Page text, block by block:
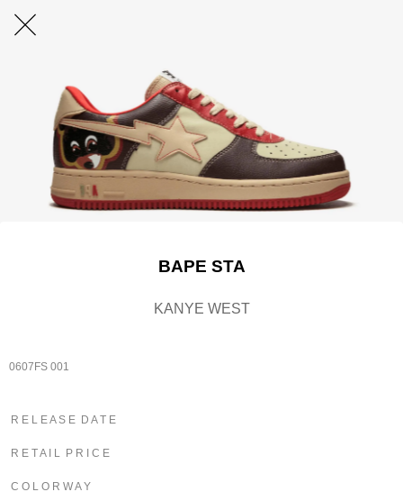
BAPE STA
KANYE WEST
0607FS 001
R E L E A S E D A T E
R E T A I L P R I C E
C O L O R W A Y